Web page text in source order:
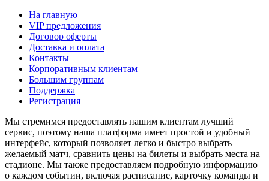
На главную
VIP предложения
Договор оферты
Доставка и оплата
Контакты
Корпоративным клиентам
Большим группам
Поддержка
Регистрация
Мы стремимся предоставлять нашим клиентам лучший
сервис, поэтому наша платформа имеет простой и удобный
интерфейс, который позволяет легко и быстро выбрать
желаемый матч, сравнить цены на билеты и выбрать места на
стадионе. Мы также предоставляем подробную информацию
о каждом событии, включая расписание, карточку команды и